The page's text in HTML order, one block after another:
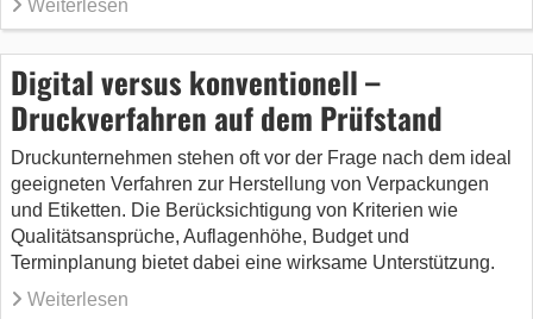
Weiterlesen
Digital versus konventionell –
Druckverfahren auf dem Prüfstand
Druckunternehmen stehen oft vor der Frage nach dem ideal
geeigneten Verfahren zur Herstellung von Verpackungen
und Etiketten. Die Berücksichtigung von Kriterien wie
Qualitätsansprüche, Auflagenhöhe, Budget und
Terminplanung bietet dabei eine wirksame Unterstützung.
Weiterlesen